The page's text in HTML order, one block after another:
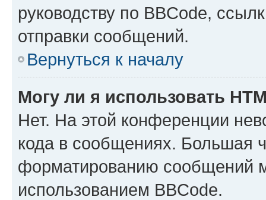
руководству по BBCode,
отправки сообщений.
Вернуться к началу
Могу ли я использовать
Нет. На этой конференции
кода в сообщениях. Большая
форматированию сообщений
использованием BBCode.